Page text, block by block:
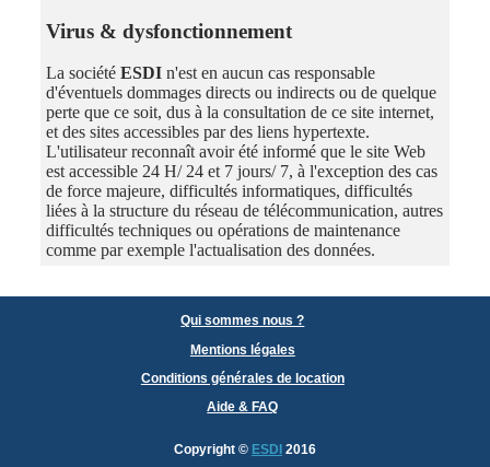
Virus & dysfonctionnement
La sociétéESDI n'est en aucun cas responsable
d'éventuels dommages directs ou indirects ou de quelque
perte que ce soit, dus à la consultation de ce site internet,
et des sites accessibles par des liens hypertexte.
L'utilisateur reconnaît avoir été informé que le site Web
est accessible 24 H/ 24 et 7 jours/ 7, à l'exception des cas
de force majeure, difficultés informatiques, difficultés
liées à la structure du réseau de télécommunication, autres
difficultés techniques ou opérations de maintenance
comme par exemple l'actualisation des données.
Qui sommes nous ?
Mentions légales
Conditions générales de location
Aide & FAQ
Copyright © ESDI 2016